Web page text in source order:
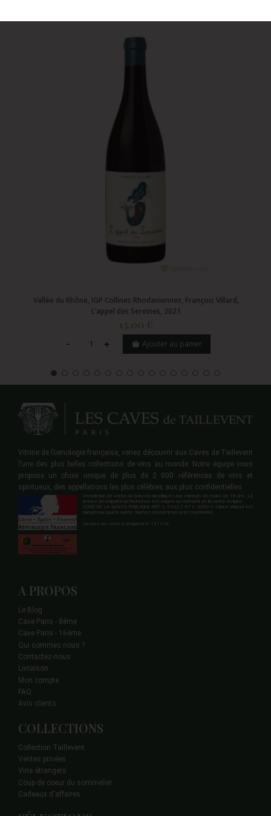
Vallée du Rhône, IGP Collines Rhodaniennes, François Villard,
L’appel des Sereines, 2021
13,00 €
Ajouter au panier
Vitrine de l’oenologie française, venez découvrir aux Caves de Taillevent
l’une des plus belles collections de vins au monde. Notre équipe vous
propose un choix unique de plus de 2 000 références de vins et
spiritueux, des appellations les plus célèbres aux plus confidentielles.
Interdiction de vente de boisson alcooliques aux mineurs de moins de 18 ans. La
preuve de majorité de l'acheteur est exigée au moment de la vente en ligne.
CODE DE LA SANTE PUBLIQUE ART. L 3342-1 ET L. 3353-3 L'abus d'alcool est
dangereux pour la santé. Sachez consommer avec modération.
Licence de vente à emporter n°131110.
A PROPOS
Le Blog
Cave Paris - 8ème
Cave Paris - 16ème
Qui sommes nous ?
Contactez-nous
Livraison
Mon compte
FAQ
Avis clients
COLLECTIONS
Collection Taillevent
Ventes privées
Vins étrangers
Coup de coeur du sommelier
Cadeaux d'affaires